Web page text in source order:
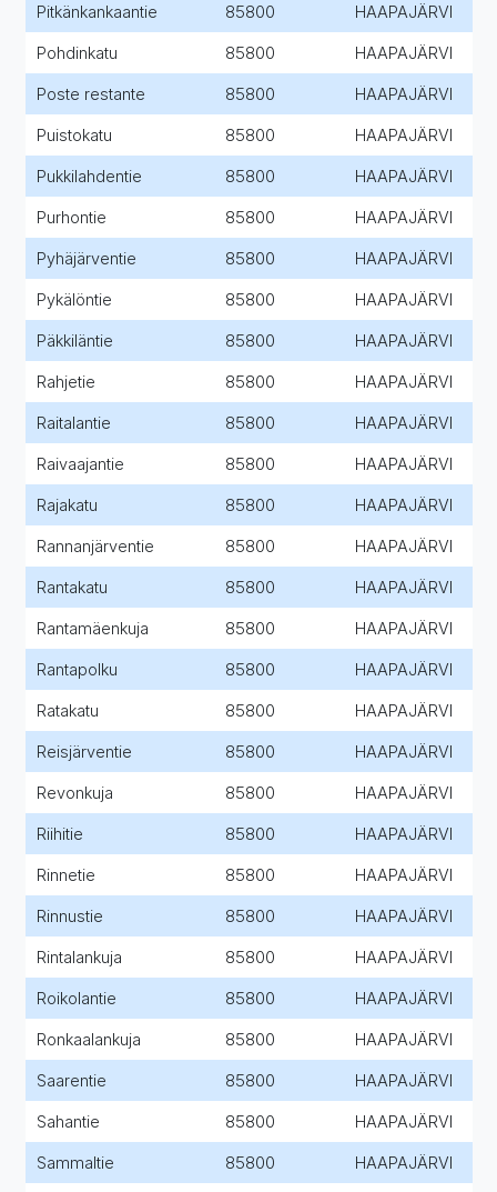
Pitkänkankaantie 85800 HAAPAJÄRVI
Pohdinkatu 85800 HAAPAJÄRVI
Poste restante 85800 HAAPAJÄRVI
Puistokatu 85800 HAAPAJÄRVI
Pukkilahdentie 85800 HAAPAJÄRVI
Purhontie 85800 HAAPAJÄRVI
Pyhäjärventie 85800 HAAPAJÄRVI
Pykälöntie 85800 HAAPAJÄRVI
Päkkiläntie 85800 HAAPAJÄRVI
Rahjetie 85800 HAAPAJÄRVI
Raitalantie 85800 HAAPAJÄRVI
Raivaajantie 85800 HAAPAJÄRVI
Rajakatu 85800 HAAPAJÄRVI
Rannanjärventie 85800 HAAPAJÄRVI
Rantakatu 85800 HAAPAJÄRVI
Rantamäenkuja 85800 HAAPAJÄRVI
Rantapolku 85800 HAAPAJÄRVI
Ratakatu 85800 HAAPAJÄRVI
Reisjärventie 85800 HAAPAJÄRVI
Revonkuja 85800 HAAPAJÄRVI
Riihitie 85800 HAAPAJÄRVI
Rinnetie 85800 HAAPAJÄRVI
Rinnustie 85800 HAAPAJÄRVI
Rintalankuja 85800 HAAPAJÄRVI
Roikolantie 85800 HAAPAJÄRVI
Ronkaalankuja 85800 HAAPAJÄRVI
Saarentie 85800 HAAPAJÄRVI
Sahantie 85800 HAAPAJÄRVI
Sammaltie 85800 HAAPAJÄRVI